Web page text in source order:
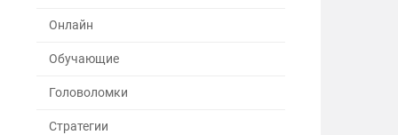
Онлайн
Обучающие
Головоломки
Стратегии